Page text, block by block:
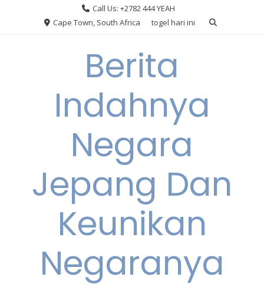
Call Us: +2782 444 YEAH
Cape Town, South Africa
togel hari ini
Berita
Indahnya
Negara
Jepang Dan
Keunikan
Negaranya